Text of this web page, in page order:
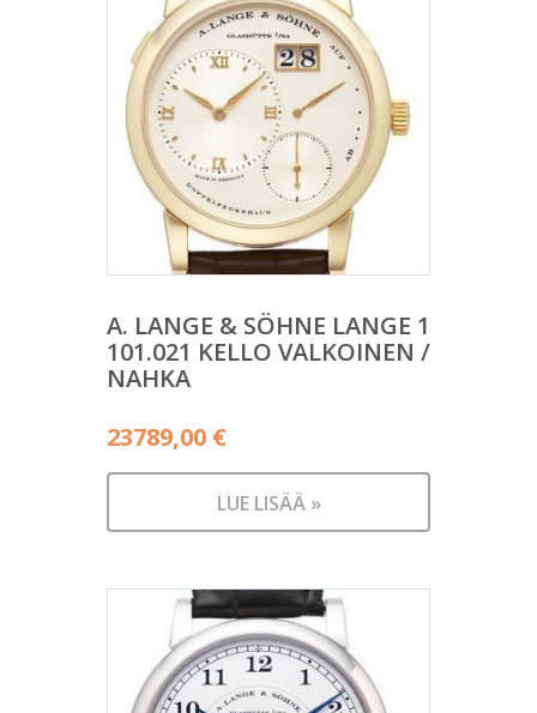
A. LANGE & SÖHNE LANGE 1
101.021 KELLO VALKOINEN /
NAHKA
23789,00 €
LUE LISÄÄ »